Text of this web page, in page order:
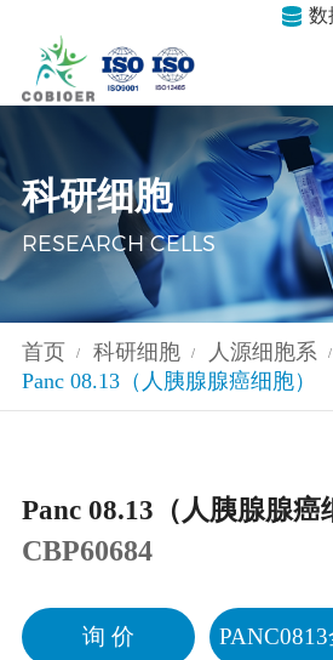
数
科研细胞
RESEARCH CELLS
首页 / 科研细胞 / 人源细胞系 /
Panc 08.13（人胰腺腺癌细胞）
Panc 08.13（人胰腺腺癌
CBP60684
询 价